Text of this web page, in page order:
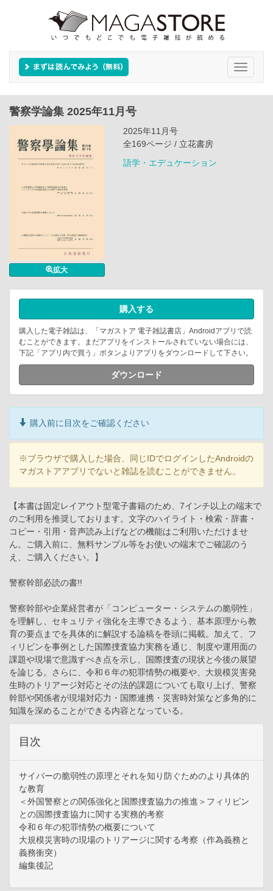
Toggle
警察学論集 2025年11月号
拡大
2025年11月号
全169ページ / 立花書房
語学・エデュケーション
購入する
購入した電子雑誌は、「マガストア 電子雑誌書店」Androidアプリで読
むことができます。まだアプリをインストールされていない場合には、
下記「アプリ内で買う」ボタンよりアプリをダウンロードして下さい。
ダウンロード
購入前に目次をご確認ください
※ブラウザで購入した場合、同じIDでログインしたAndroidの
マガストアアプリでないと雑誌を読むことができません。
【本書は固定レイアウト型電子書籍のため、7インチ以上の端末で
のご利用を推奨しております。文字のハイライト・検索・辞書・
コピー・引用・音声読み上げなどの機能はご利用いただけませ
ん。ご購入前に、無料サンプル等をお使いの端末でご確認のう
え、ご購入ください。】
警察幹部必読の書!!
警察幹部や企業経営者が「コンピューター・システムの脆弱性」
を理解し、セキュリティ強化を主導できるよう、基本原理から教
育の要点までを具体的に解説する論稿を巻頭に掲載。加えて、フ
ィリピンを事例とした国際捜査協力実務を通じ、制度や運用面の
課題や現場で意識すべき点を示し、国際捜査の現状と今後の展望
を論じる。さらに、令和６年の犯罪情勢の概要や、大規模災害発
生時のトリアージ対応とその法的課題についても取り上げ、警察
幹部や関係者が現場対応力・国際連携・災害時対策など多角的に
知識を深めることができる内容となっている。
目次
サイバーの脆弱性の原理とそれを知り防ぐためのより具体的
な教育
＜外国警察との関係強化と国際捜査協力の推進＞フィリピン
との国際捜査協力に関する実務的考察
令和６年の犯罪情勢の概要について
大規模災害時の現場のトリアージに関する考察（作為義務と
義務衝突）
編集後記